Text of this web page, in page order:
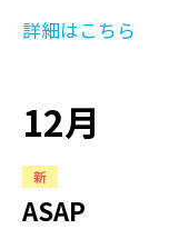
詳細はこちら
12月
ASAP
新